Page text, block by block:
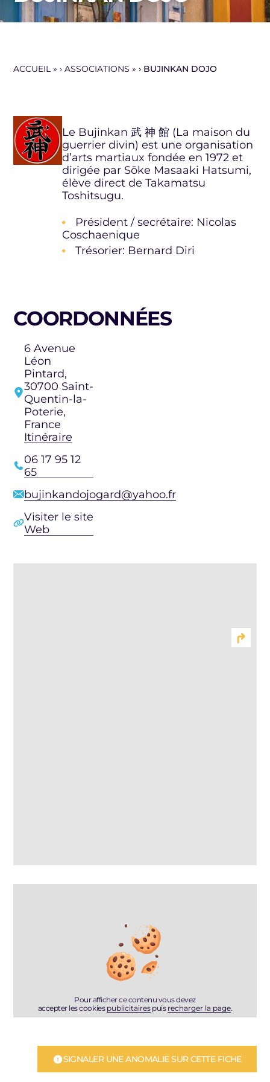
ACCUEIL» ASSOCIATIONS » BUJINKAN DOJO
Le Bujinkan 武 神 館 (La maison du
guerrier divin) est une organisation
d’arts martiaux fondée en 1972 et
dirigée par Sōke Masaaki Hatsumi,
élève direct de Takamatsu
Toshitsugu.
Président / secrétaire: Nicolas
Coschaenique
Trésorier: Bernard Diri
COORDONNÉES
6 Avenue
Léon
Pintard,
30700 Saint-
Quentin-la-
Poterie,
France
Itinéraire
06 17 95 12
65
bujinkandojogard@yahoo.fr
Visiter le site
Web
Pour afficher ce contenu vous devez
accepter les cookies publicitairespuis recharger la page.
SIGNALER UNE ANOMALIE SUR CETTE FICHE